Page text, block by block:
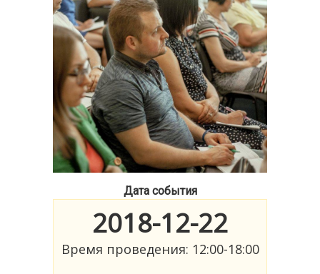
Дата события
2018-12-22
Время проведения: 12:00-18:00